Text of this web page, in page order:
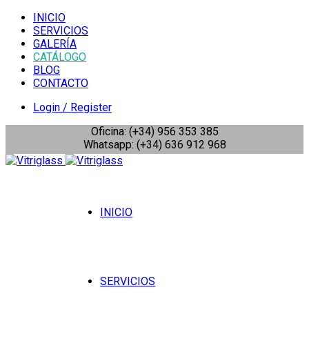
INICIO
SERVICIOS
GALERÍA
CATÁLOGO
BLOG
CONTACTO
Login / Register
Oficina: (+34) 956 353 385
Whatsapp: (+34) 636 912 968
INICIO
SERVICIOS